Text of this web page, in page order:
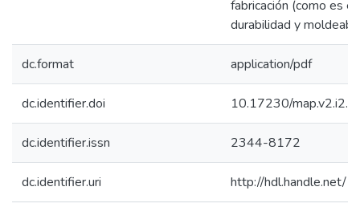
fabricación (como es
durabilidad y
dc.format application/pdf
dc.identifier.doi 10.17230/
dc.identifier.issn 2344-8172
dc.identifier.uri http://hdl.handle.net/